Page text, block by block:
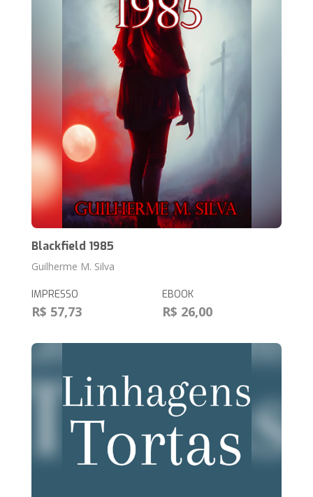
Blackfield 1985
Guilherme M. Silva
IMPRESSO
R$ 57,73
EBOOK
R$ 26,00